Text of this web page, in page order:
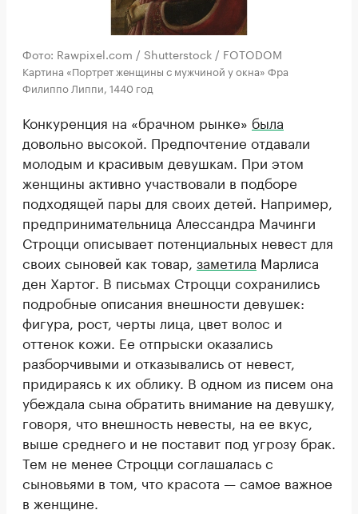
Фото: Rawpixel.com / Shutterstock / FOTODOM
Картина «Портрет женщины с мужчиной у окна» Фра
Филиппо Липпи, 1440 год
Конкуренция на «брачном рынке» была
довольно высокой. Предпочтение отдавали
молодым и красивым девушкам. При этом
женщины активно участвовали в подборе
подходящей пары для своих детей. Например,
предпринимательница Алессандра Мачинги
Строцци описывает потенциальных невест для
своих сыновей как товар, заметила Марлиса
ден Хартог. В письмах Строцци сохранились
подробные описания внешности девушек:
фигура, рост, черты лица, цвет волос и
оттенок кожи. Ее отпрыски оказались
разборчивыми и отказывались от невест,
придираясь к их облику. В одном из писем она
убеждала сына обратить внимание на девушку,
говоря, что внешность невесты, на ее вкус,
выше среднего и не поставит под угрозу брак.
Тем не менее Строцци соглашалась с
сыновьями в том, что красота — самое важное
в женщине.